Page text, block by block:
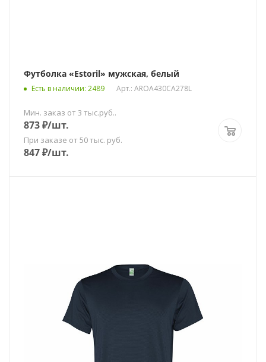
Футболка «Estoril» мужская, белый
Есть в наличии: 2489 Арт.: AROA430CA278L
Мин. заказ от 3 тыс.руб..
873₽/шт.
При заказе от 50 тыс. руб.
847₽/шт.